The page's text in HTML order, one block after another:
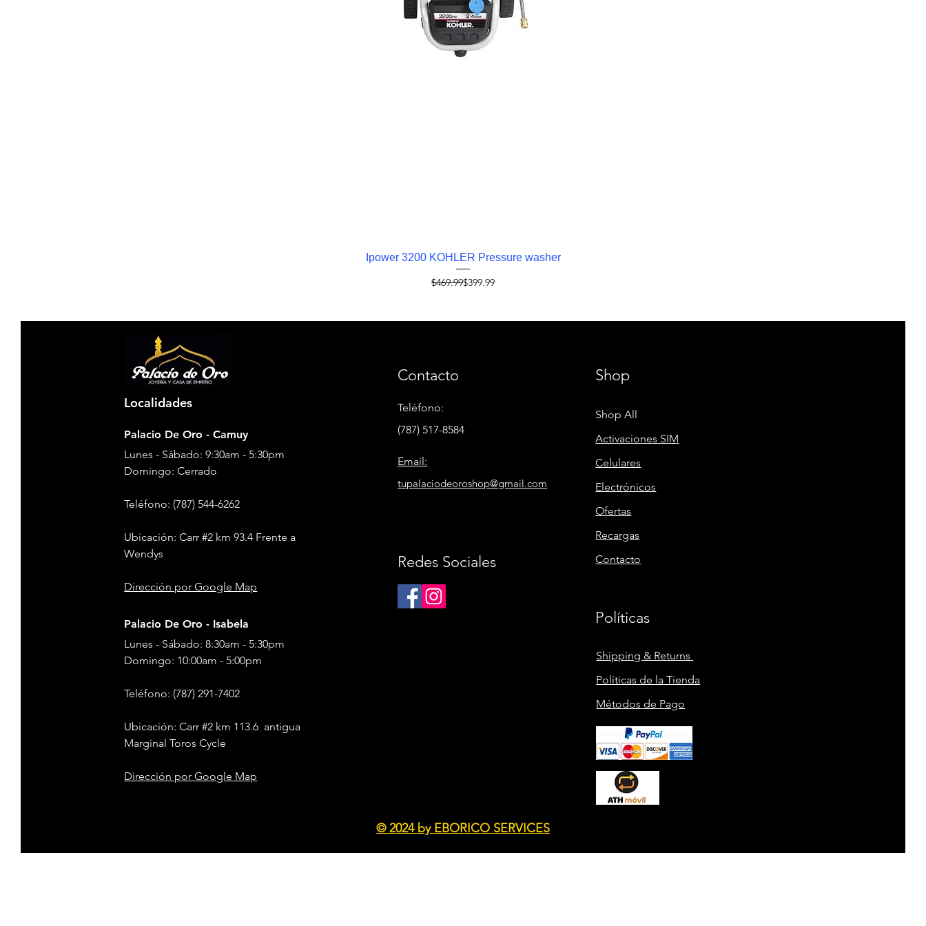
Vista rápida
Ipower 3200 KOHLER Pressure washer
Precio
$469.99Precio de oferta
$399.99
Localidades
Palacio De Oro - Camuy
Lunes - Sábado: 9:30am - 5:30pm
​​Domingo: Cerrado
Teléfono: (787) 544-6262
Ubicación: Carr #2 km 93.4 Frente a
Wendys
Dirección por Google Map
Palacio De Oro - Isabela
Lunes - Sábado: 8:30am - 5:30pm
​​Domingo: 10:00am - 5:00pm
Teléfono: (787) 291-7402
Ubicación: Carr #2 km 113.6 antigua
Marginal Toros Cycle
Dirección por Google Map
Contacto
Teléfono:
(787) 517-8584
Email:
tupalaciodeoroshop@gmail.com
Redes Sociales
Shop
Shop All
Activaciones SIM
Celulares
Electrónicos
Ofertas
Recargas
Contacto
Políticas
Shipping & Returns
Políticas de la Tienda
Métodos de Pago
© 2024 by EBORICO SERVICES